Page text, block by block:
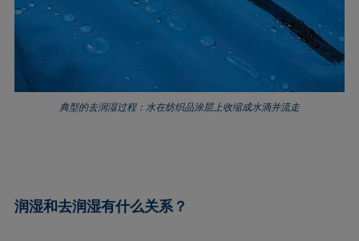
Extended Fowkes法
典型的去润湿过程：水在纺织品涂层上收缩成水滴并流走
润湿和去润湿有什么关系？